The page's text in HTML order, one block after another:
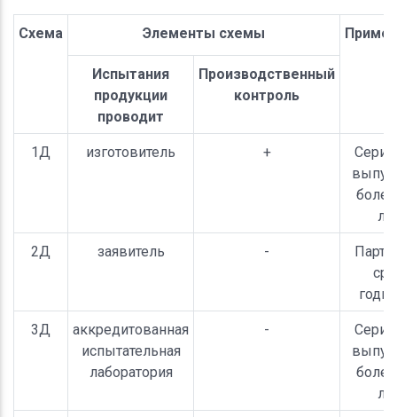
Схема Элементы схемы
Испытания
продукции
проводит
Производственный
контроль
1Д изготовитель +
2Д заявитель -
3Д
аккредитованная
испытательная
лаборатория
-